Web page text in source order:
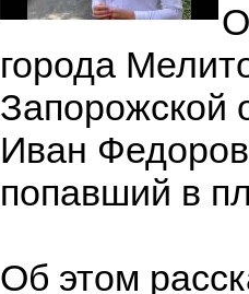
города
Запорожской
Иван
попавший в
Об этом